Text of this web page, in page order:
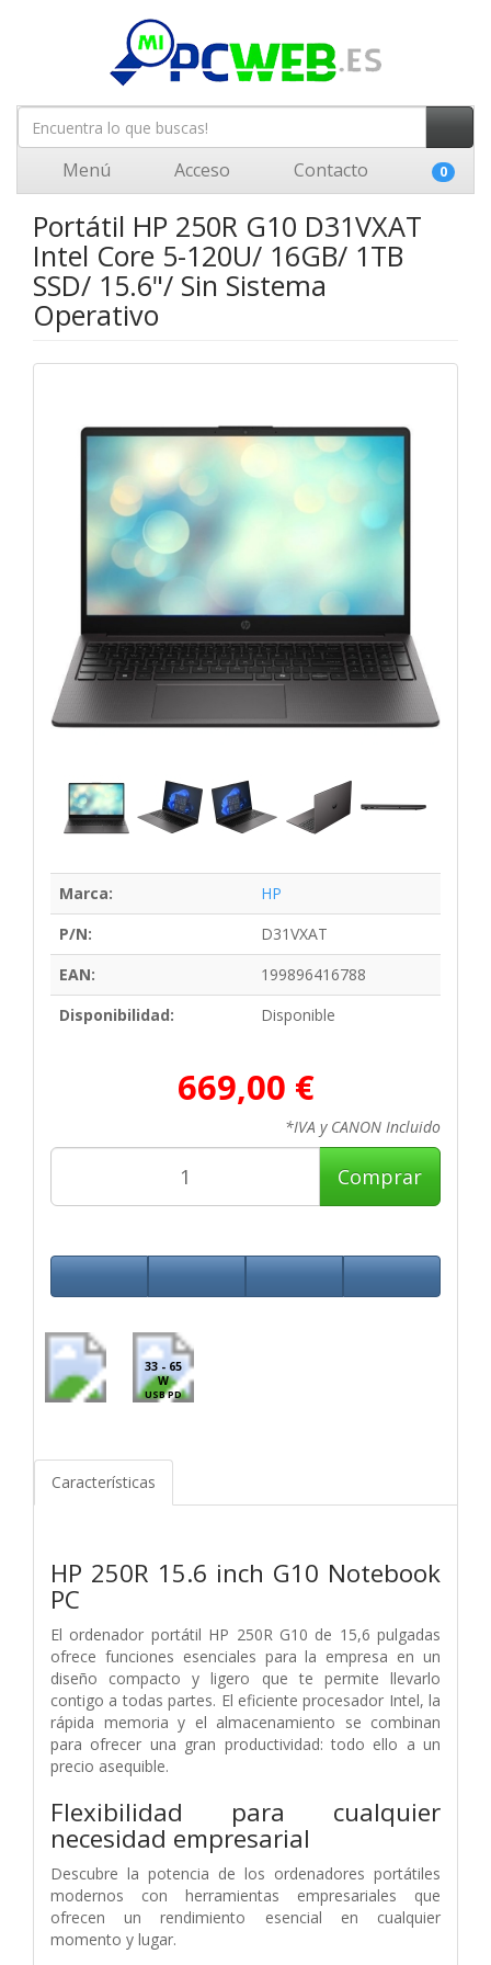
Menú Acceso Contacto 0
Portátil HP 250R G10 D31VXAT
Intel Core 5-120U/ 16GB/ 1TB
SSD/ 15.6"/ Sin Sistema
Operativo
Marca:
HP
P/N:
D31VXAT
EAN:
199896416788
Disponibilidad:
Disponible
669,00 €
*IVA y CANON Incluido
Comprar
33 - 65
W
USB PD
Características
HP 250R 15.6 inch G10 Notebook
PC
El ordenador portátil HP 250R G10 de 15,6 pulgadas
ofrece funciones esenciales para la empresa en un
diseño compacto y ligero que te permite llevarlo
contigo a todas partes. El eficiente procesador Intel, la
rápida memoria y el almacenamiento se combinan
para ofrecer una gran productividad: todo ello a un
precio asequible.
Flexibilidad para cualquier
necesidad empresarial
Descubre la potencia de los ordenadores portátiles
modernos con herramientas empresariales que
ofrecen un rendimiento esencial en cualquier
momento y lugar.